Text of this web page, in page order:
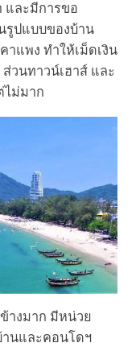
และมีการขอ
รูปแบบของบ้าน
าแพง ทำให้เม็ดเงิน
วนทาวน์เฮาส์ และ
ม่มาก
างมาก มีหน่วย
านและคอนโดฯ